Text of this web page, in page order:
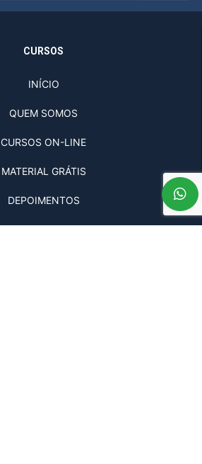
CURSOS
INÍCIO
QUEM SOMOS
CURSOS ON-LINE
MATERIAL GRÁTIS
DEPOIMENTOS
ATENDIMENTO